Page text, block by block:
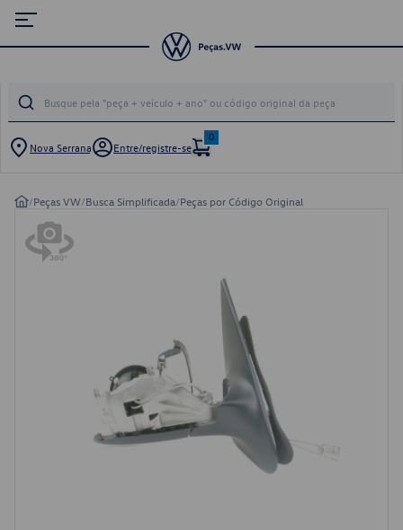
Nova Serrana Entre/registre-se
0
/Peças VW/Busca Simplificada/Peças por Código Original